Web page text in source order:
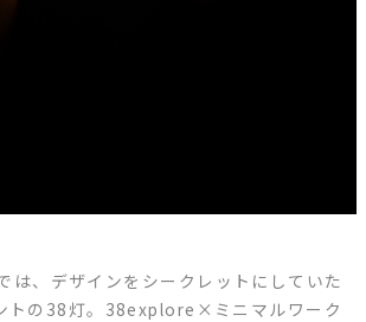
、デザインをシークレットにしていた
トの38灯。38explore×ミニマルワーク